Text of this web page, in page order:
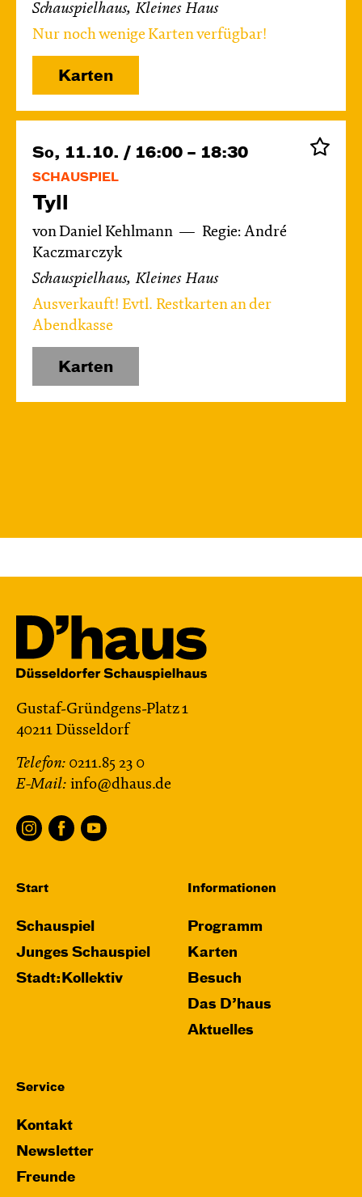
Schauspielhaus, Kleines Haus
Nur noch wenige Karten verfügbar!
Karten
So, 11.10. / 16:00 – 18:30
SCHAUSPIEL
Tyll
von Daniel Kehlmann
Regie: André
Kaczmarczyk
Schauspielhaus, Kleines Haus
Ausverkauft! Evtl. Restkarten an der
Abendkasse
Karten
Gustaf-Gründgens-Platz 1
40211 Düsseldorf
Telefon: 0211.85 23 0
E-Mail: info@dhaus.de
Start
Schauspiel
Junges Schauspiel
Stadt:Kollektiv
Informationen
Programm
Karten
Besuch
Das D’haus
Aktuelles
Service
Kontakt
Newsletter
Freunde